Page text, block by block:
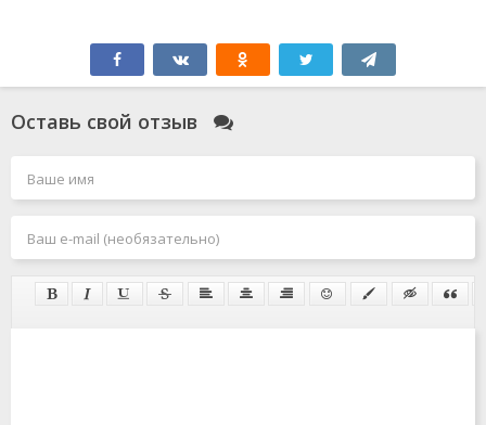
Оставь свой отзыв